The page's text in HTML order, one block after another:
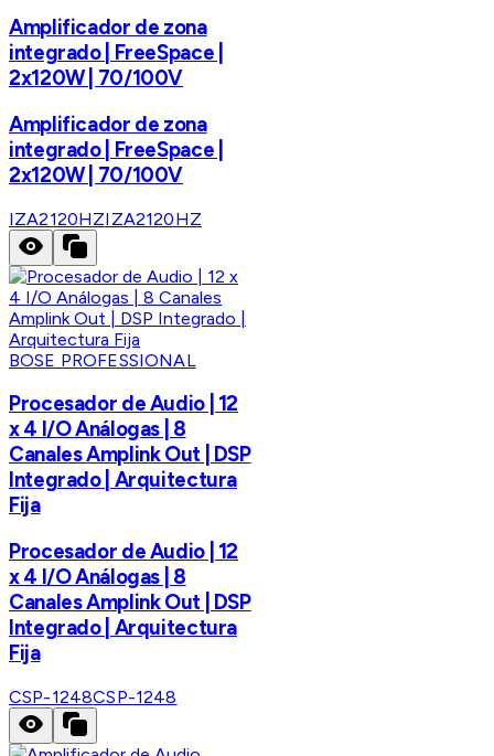
Amplificador de zona
integrado | FreeSpace |
2x120W | 70/100V
Amplificador de zona
integrado | FreeSpace |
2x120W | 70/100V
IZA2120HZIZA2120HZ
BOSE PROFESSIONAL
Procesador de Audio | 12
x 4 I/O Análogas | 8
Canales Amplink Out | DSP
Integrado | Arquitectura
Fija
Procesador de Audio | 12
x 4 I/O Análogas | 8
Canales Amplink Out | DSP
Integrado | Arquitectura
Fija
CSP-1248CSP-1248